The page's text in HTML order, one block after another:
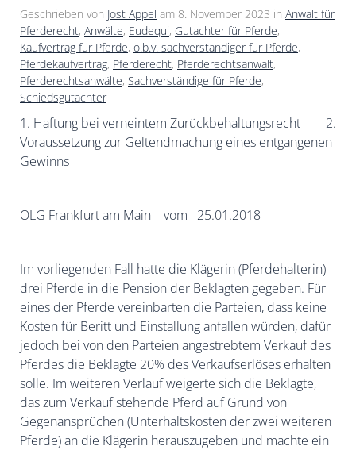
Geschrieben von Jost Appel am 8. November 2023 in Anwalt für
Pferderecht, Anwälte, Eudequi, Gutachter für Pferde,
Kaufvertrag für Pferde, ö.b.v. sachverständiger für Pferde,
Pferdekaufvertrag, Pferderecht, Pferderechtsanwalt,
Pferderechtsanwälte, Sachverständige für Pferde,
Schiedsgutachter
1. Haftung bei verneintem Zurückbehaltungsrecht 2.
Voraussetzung zur Geltendmachung eines entgangenen
Gewinns
OLG Frankfurt am Main vom 25.01.2018
Im vorliegenden Fall hatte die Klägerin (Pferdehalterin)
drei Pferde in die Pension der Beklagten gegeben. Für
eines der Pferde vereinbarten die Parteien, dass keine
Kosten für Beritt und Einstallung anfallen würden, dafür
jedoch bei von den Parteien angestrebtem Verkauf des
Pferdes die Beklagte 20% des Verkaufserlöses erhalten
solle. Im weiteren Verlauf weigerte sich die Beklagte,
das zum Verkauf stehende Pferd auf Grund von
Gegenansprüchen (Unterhaltskosten der zwei weiteren
Pferde) an die Klägerin herauszugeben und machte ein